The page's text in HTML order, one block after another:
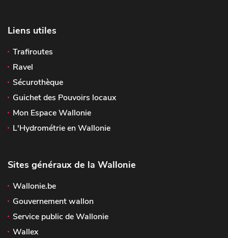
Liens utiles
Trafiroutes
Ravel
Sécurothèque
Guichet des Pouvoirs locaux
Mon Espace Wallonie
L'Hydrométrie en Wallonie
Sites généraux de la Wallonie
Wallonie.be
Gouvernement wallon
Service public de Wallonie
Wallex